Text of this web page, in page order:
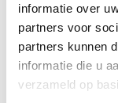
informatie over
partners voor
partners kunnen
informatie die u
verzameld op
Let op! Over
kleur van de